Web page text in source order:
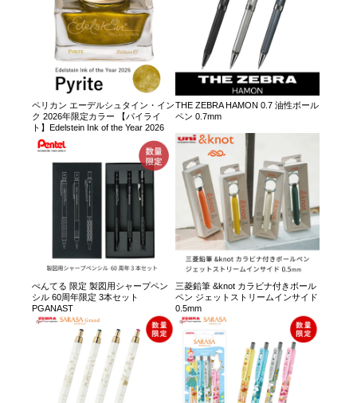
ペリカン エーデルシュタイン・イン
ク 2026年限定カラー 【パイライ
ト】Edelstein Ink of the Year 2026
THE ZEBRA HAMON 0.7 油性ボール
ペン 0.7mm
ぺんてる 限定 製図用シャープペン
シル 60周年限定 3本セット
PGANAST
三菱鉛筆 &knot カラビナ付きボール
ペン ジェットストリームインサイド
0.5mm